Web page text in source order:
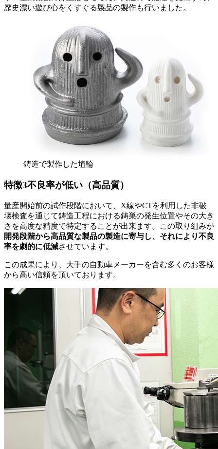
歴史漂い遊び心をくすぐる製品の製作も行いました。
鋳造で製作した埴輪
特徴3不良率が低い （高品質）
量産開始前の試作段階において、X線やCTを利用した非破
壊検査を通じて鋳造工程における鋳巣の発生位置やその大き
さを高度な精度で特定することが出来ます。この取り組みが
開発段階から高品質な製品の製造に寄与し、それにより不良
率を劇的に低減させています。
この成果により、大手の自動車メーカーを含む多くのお客様
から高い信頼を頂いております。